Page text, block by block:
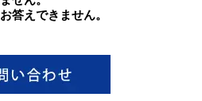
答えできません。